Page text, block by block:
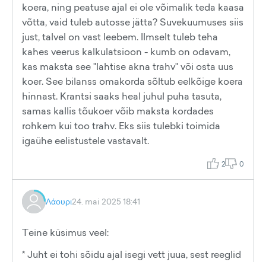
koera, ning peatuse ajal ei ole võimalik teda kaasa
võtta, vaid tuleb autosse jätta? Suvekuumuses siis
just, talvel on vast leebem. Ilmselt tuleb teha
kahes veerus kalkulatsioon - kumb on odavam,
kas maksta see "lahtise akna trahv" või osta uus
koer. See bilanss omakorda sõltub eelkõige koera
hinnast. Krantsi saaks heal juhul puha tasuta,
samas kallis tõukoer võib maksta kordades
rohkem kui too trahv. Eks siis tulebki toimida
igaühe eelistustele vastavalt.
2 0
Λάουρι24. mai 2025 18:41
Teine küsimus veel:
* Juht ei tohi sõidu ajal isegi vett juua, sest reeglid